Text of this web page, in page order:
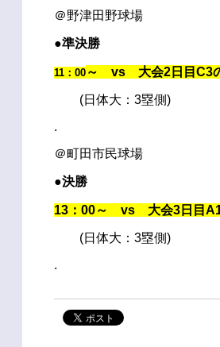
＠野津田野球場
●準決勝
11：00 ～ vs 大会2日目C3
(日体大：3塁側)
.
＠町田市民球場
●決勝
13：00～ vs 大会3日目
(日体大：3塁側)
.